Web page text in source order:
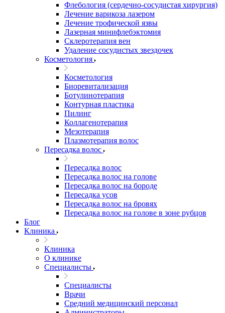
Флебология (сердечно-сосудистая хирургия)
Лечение варикоза лазером
Лечение трофической язвы
Лазерная минифлебэктомия
Cклеротерапия вен
Удаление сосудистых звездочек
Косметология
Косметология
Биоревитализация
Ботулинотерапия
Контурная пластика
Пилинг
Коллагенотерапия
Мезотерапия
Плазмотерапия волос
Пересадка волос
Пересадка волос
Пересадка волос на голове
Пересадка волос на бороде
Пересадка усов
Пересадка волос на бровях
Пересадка волос на голове в зоне рубцов
Блог
Клиника
Клиника
О клинике
Специалисты
Специалисты
Врачи
Средний медицинский персонал